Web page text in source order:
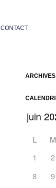
CONTACT
ARCHIVES
L M
1
2
8
9